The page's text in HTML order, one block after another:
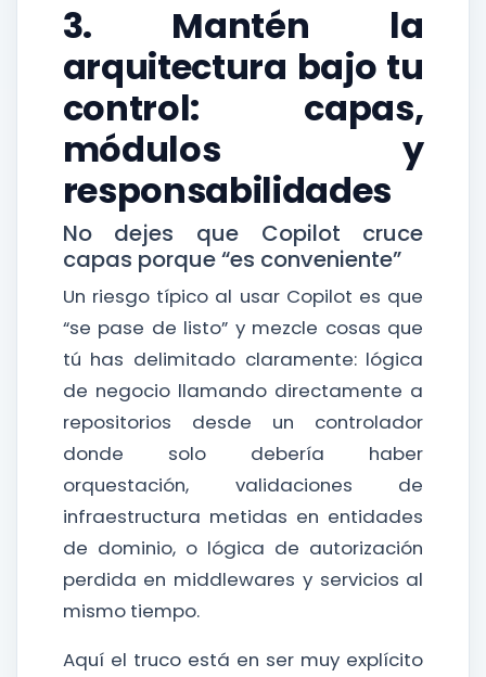
3. Mantén la
arquitectura bajo tu
control: capas,
módulos y
responsabilidades
No dejes que Copilot cruce
capas porque “es conveniente”
Un riesgo típico al usar Copilot es que
“se pase de listo” y mezcle cosas que
tú has delimitado claramente: lógica
de negocio llamando directamente a
repositorios desde un controlador
donde solo debería haber
orquestación, validaciones de
infraestructura metidas en entidades
de dominio, o lógica de autorización
perdida en middlewares y servicios al
mismo tiempo.
Aquí el truco está en ser muy explícito